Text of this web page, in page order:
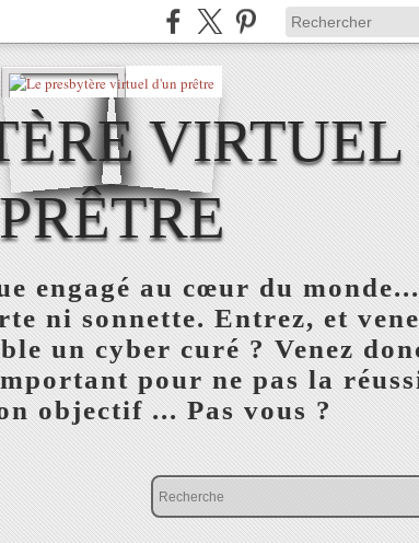
PRÊTRE
engagé au cœur du
ni sonnette. Entrez, et
un cyber curé ? Venez
pour ne pas la
objectif ... Pas vous ?